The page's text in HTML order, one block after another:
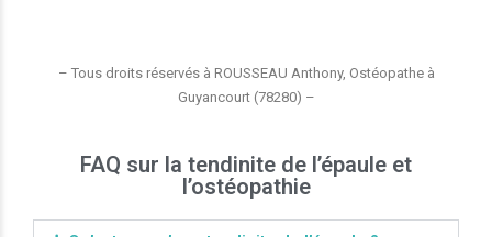
– Tous droits réservés à ROUSSEAU Anthony, Ostéopathe à
Guyancourt (78280) –
FAQ sur la tendinite de l’épaule et
l’ostéopathie